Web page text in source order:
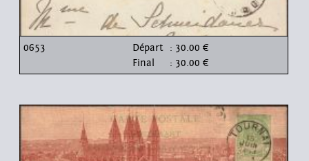
0653 Départ : 30.00 €
Final
: 30.00 €